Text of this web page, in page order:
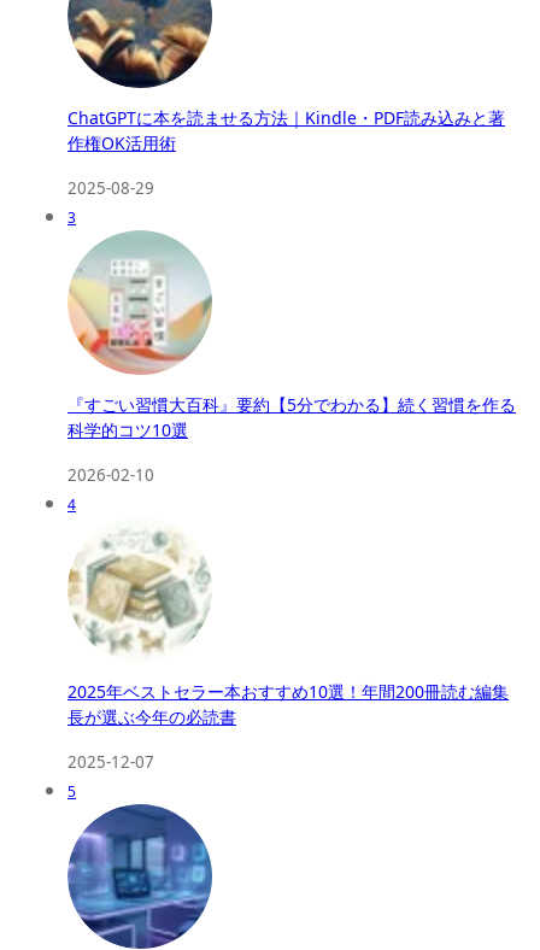
ChatGPTに本を読ませる方法｜Kindle・PDF読み込みと著
作権OK活用術
2025-08-29
3
『すごい習慣大百科』要約【5分でわかる】続く習慣を作る
科学的コツ10選
2026-02-10
4
2025年ベストセラー本おすすめ10選！年間200冊読む編集
長が選ぶ今年の必読書
2025-12-07
5